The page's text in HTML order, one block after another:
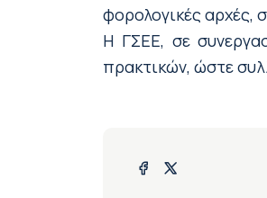
φορολογικές αρχές,
Η ΓΣΕΕ, σε
πρακτικών, ώστε
ΓΡΑΦΕΙΟ